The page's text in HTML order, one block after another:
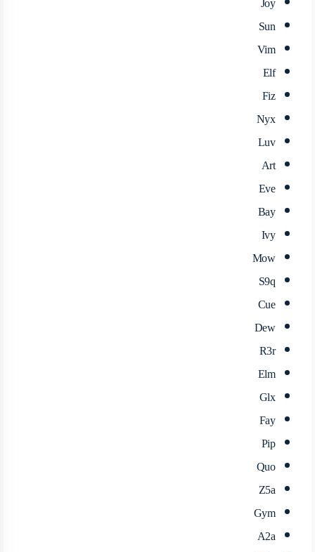
Sun
Vim
Elf
Fiz
Nyx
Luv
Art
Eve
Bay
Ivy
Mow
S9q
Cue
Dew
R3r
Elm
Glx
Fay
Pip
Quo
Z5a
Gym
A2a